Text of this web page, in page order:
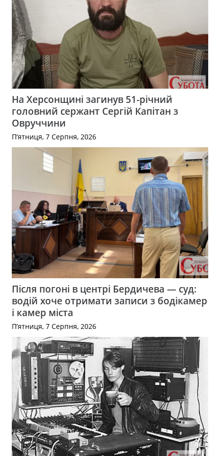
На Херсонщині загинув 51-річний
головний сержант Сергій Капітан з
Овруччини
П’ятниця, 7 Серпня, 2026
Після погоні в центрі Бердичева — суд:
водій хоче отримати записи з бодікамер
і камер міста
П’ятниця, 7 Серпня, 2026